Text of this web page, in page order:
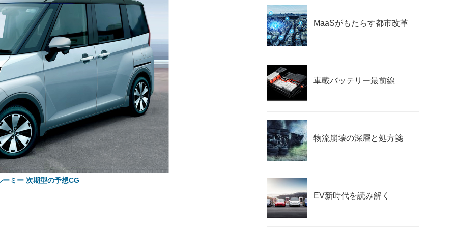
ーミー 次期型の予想CG
MaaSがもたらす都市改革
車載バッテリー最前線
物流崩壊の深層と処方箋
EV新時代を読み解く